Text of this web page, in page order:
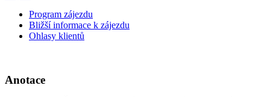
Program zájezdu
Bližší informace k zájezdu
Ohlasy klientů
Anotace